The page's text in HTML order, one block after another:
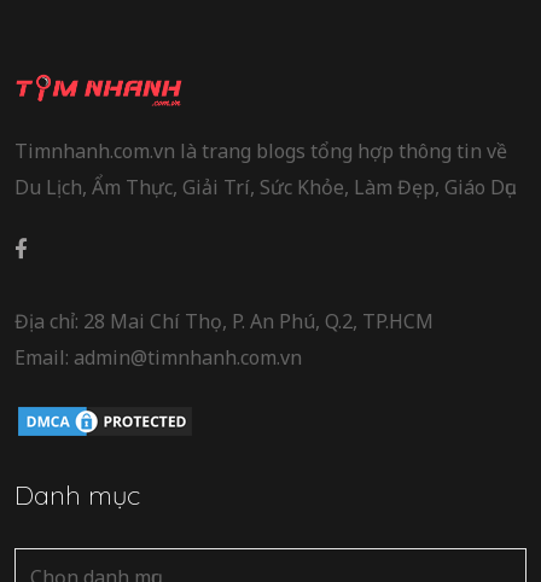
Timnhanh.com.vn là trang blogs tổng hợp thông tin về
Du Lịch, Ẩm Thực, Giải Trí, Sức Khỏe, Làm Đẹp, Giáo Dục.
Địa chỉ: 28 Mai Chí Thọ, P. An Phú, Q.2, TP.HCM
Email: admin@timnhanh.com.vn
Danh mục
Danh